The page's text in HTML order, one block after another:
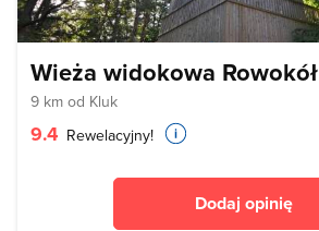
Wieża widokowa Rowokół
9 km od Kluk
9.4 Rewelacyjny!
Dodaj opinię